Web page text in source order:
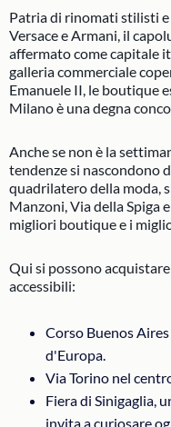
Patria di rinomati stilisti e
Versace e Armani, il
affermato come capitale
galleria commerciale
Emanuele II, le boutique
Milano è una degna
Anche se non è la
tendenze si nascondono
quadrilatero della moda,
Manzoni, Via della Spiga
migliori boutique e i
Qui si possono
accessibili:
Corso Buenos
d'Europa.
Via Torino nel
Fiera di Sinigaglia,
invita a curiosare